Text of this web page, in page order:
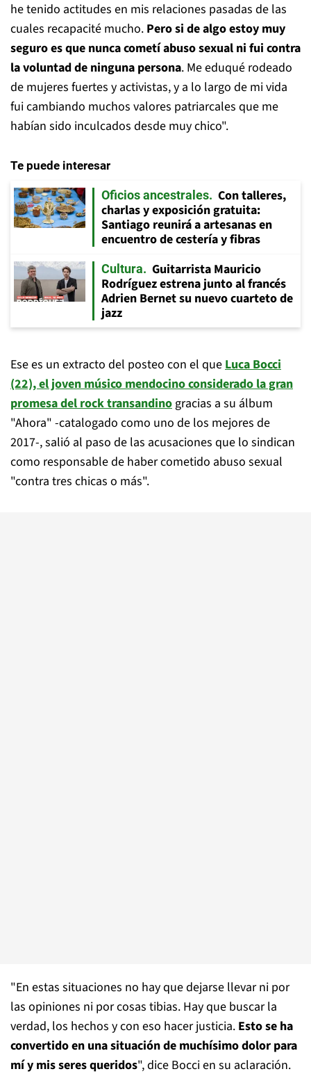
he tenido actitudes en mis relaciones pasadas de las
cuales recapacité mucho. Pero si de algo estoy muy
seguro es que nunca cometí abuso sexual ni fui contra
la voluntad de ninguna persona. Me eduqué rodeado
de mujeres fuertes y activistas, y a lo largo de mi vida
fui cambiando muchos valores patriarcales que me
habían sido inculcados desde muy chico".
Te puede interesar
Oficios ancestrales
Con talleres,
charlas y exposición gratuita:
Santiago reunirá a artesanas en
encuentro de cestería y fibras
Cultura
Guitarrista Mauricio
Rodríguez estrena junto al francés
Adrien Bernet su nuevo cuarteto de
jazz
Ese es un extracto del posteo con el queLuca Bocci
(22), el joven músico mendocino considerado la gran
promesa del rock transandinogracias a su álbum
"Ahora" -catalogado como uno de los mejores de
2017-, salió al paso de las acusaciones que lo sindican
como responsable de haber cometido abuso sexual
"contra tres chicas o más".
"En estas situaciones no hay que dejarse llevar ni por
las opiniones ni por cosas tibias. Hay que buscar la
verdad, los hechos y con eso hacer justicia. Esto se ha
convertido en una situación de muchísimo dolor para
mí y mis seres queridos", dice Bocci en su aclaración.